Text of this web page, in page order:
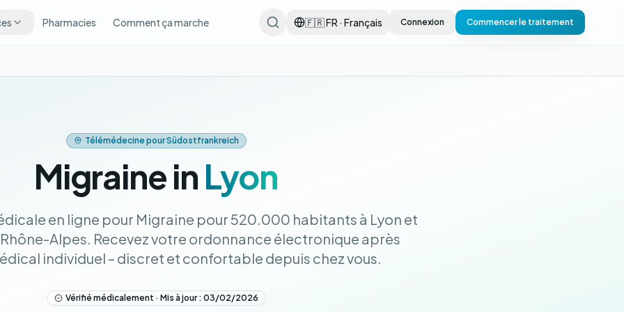
Pharmacies Comment ça marche 🇫🇷 FR · Français Connexion Commencer le traitement
Télémédecine pour Südostfrankreich
Migraine inLyon
en ligne pour Migraine pour 520.000 habitants à Lyon et
Alpes. Recevez votre ordonnance électronique après
individuel – discret et confortable depuis chez vous.
Vérifié médicalement · Mis à jour : 03/02/2026